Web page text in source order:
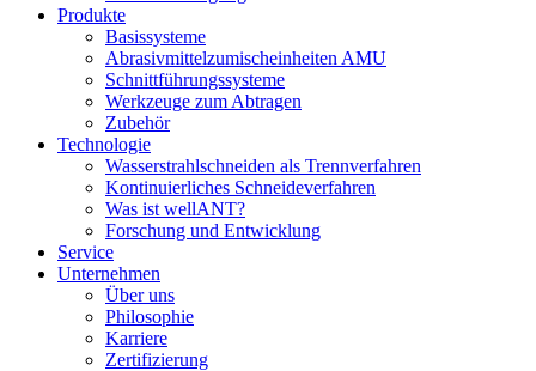
Produkte
Basissysteme
Abrasivmittelzumischeinheiten AMU
Schnittführungssysteme
Werkzeuge zum Abtragen
Zubehör
Technologie
Wasserstrahlschneiden als Trennverfahren
Kontinuierliches Schneideverfahren
Was ist wellANT?
Forschung und Entwicklung
Service
Unternehmen
Über uns
Philosophie
Karriere
Zertifizierung​